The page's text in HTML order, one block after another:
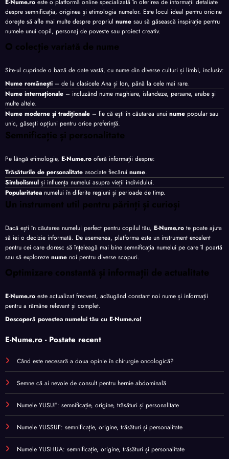
despre semnificația, originea și etimologia numelor. Este locul ideal pentru oricine
dorește să afle mai multe despre propriul nume sau să găsească inspirație pentru
numele unui copil, personaj de poveste sau proiect creativ.
O colecție variată de nume
Site-ul cuprinde o bază de date vastă, cu nume din diverse culturi și limbi, inclusiv:
Nume românești – de la clasicele Ana și Ion, până la cele mai rare.
Nume internaționale – incluzând nume maghiare, islandeze, persane, arabe și
multe altele.
Nume moderne și tradiționale – fie că ești în căutarea unui nume popular sau
unic, găsești opțiuni pentru orice preferință.
Semnificație și personalitate
Pe lângă etimologie, E-Nume.ro oferă informații despre:
Trăsăturile de personalitate asociate fiecărui nume.
Simbolismul și influența numelui asupra vieții individului.
Popularitatea numelui în diferite regiuni și perioade de timp.
Un instrument util pentru părinți și curioși
Dacă ești în căutarea numelui perfect pentru copilul tău, E-Nume.ro te poate ajuta
să iei o decizie informată. De asemenea, platforma este un instrument excelent
pentru cei care doresc să înțeleagă mai bine semnificația numelui pe care îl poartă
sau să exploreze nume noi pentru diverse scopuri.
Optimizare constantă și informații de actualitate
E-Nume.ro este actualizat frecvent, adăugând constant noi nume și informații
pentru a rămâne relevant și complet.
Descoperă povestea numelui tău cu E-Nume.ro!
E-Nume.ro - Postate recent
Când este necesară a doua opinie în chirurgie oncologică?
Semne că ai nevoie de consult pentru hernie abdominală
Numele YUSUF: semnificație, origine, trăsături și personalitate
Numele YUSSUF: semnificație, origine, trăsături și personalitate
Numele YUSHUA: semnificație, origine, trăsături și personalitate